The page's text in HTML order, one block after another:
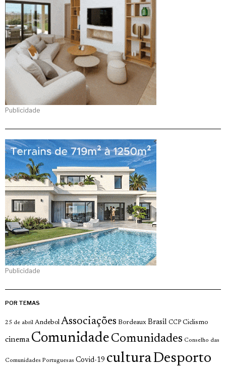
Publicidade
Publicidade
POR TEMAS
25 de abril Andebol Associações Bordeaux Brasil CCP Ciclismo
cinema Comunidade Comunidades Conselho das
Comunidades Portuguesas Covid-19 culturaDesporto